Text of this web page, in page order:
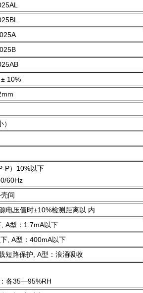
10%
P）10%以下
60Hz
间
电压值时±10%检测距离以 内
A型：1.7mA以下
, A型：400mA以下
短路保护, A型：浪涌吸收
各35—95%RH